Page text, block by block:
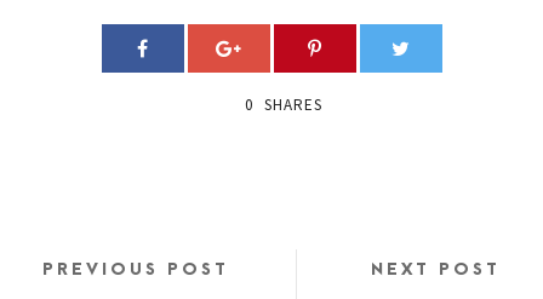
0 SHARES
PREVIOUS POST NEXT POST